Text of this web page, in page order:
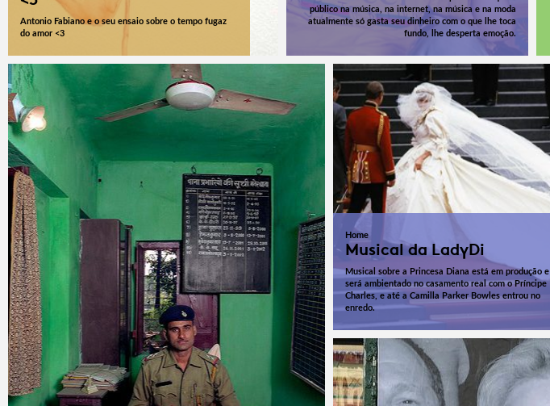
Antonio Fabiano e o seu ensaio sobre o tempo fugaz
do amor <3
público na música, na internet, na música e na moda
atualmente só gasta seu dinheiro com o que lhe toca
fundo, lhe desperta emoção.
Home
Musical da LadyDi
Musical sobre a Princesa Diana está em produção e
será ambientado no casamento real com o Príncipe
Charles, e até a Camilla Parker Bowles entrou no
enredo.